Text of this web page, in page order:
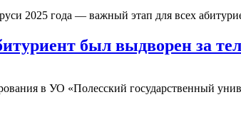
2025 года — важный этап для всех
был выдворен за
в УО «Полесский государственный